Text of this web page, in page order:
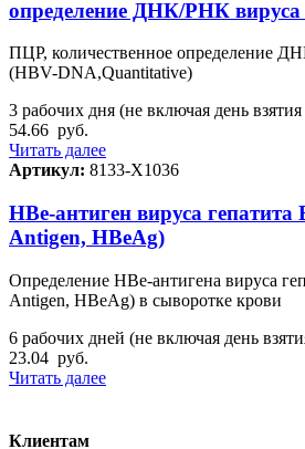
определение ДНК/РНК вируса
ПЦР, количественное определение
(HBV-DNA,Quantitative)
3 рабочих дня (не включая день
54.66 руб.
Читать далее
Артикул: 8133-Х1036
HBе-антиген вируса гепатита
Antigen, HBeAg)
Определение HBе-антигена вируса
Antigen, HBeAg) в сыворотке крови
6 рабочих дней (не включая день
23.04 руб.
Читать далее
Клиентам